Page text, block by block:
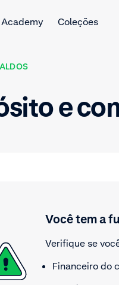
Academy Coleções
e
Você tem a
Verifique se
Financeiro do